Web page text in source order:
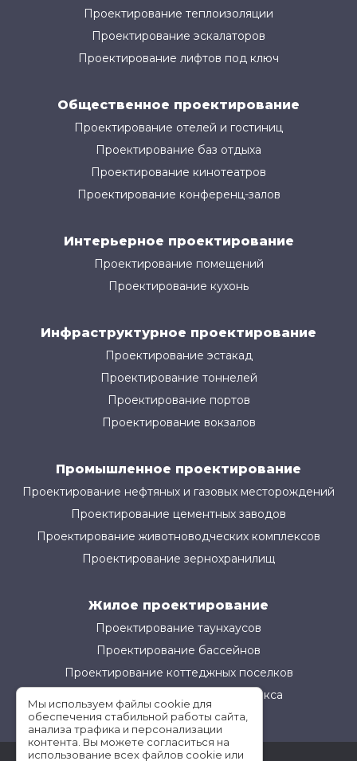
Проектирование теплоизоляции
Проектирование эскалаторов
Проектирование лифтов под ключ
Общественное проектирование
Проектирование отелей и гостиниц
Проектирование баз отдыха
Проектирование кинотеатров
Проектирование конференц-залов
Интерьерное проектирование
Проектирование помещений
Проектирование кухонь
Инфраструктурное проектирование
Проектирование эстакад
Проектирование тоннелей
Проектирование портов
Проектирование вокзалов
Промышленное проектирование
Проектирование нефтяных и газовых месторождений
Проектирование цементных заводов
Проектирование животноводческих комплексов
Проектирование зернохранилищ
Жилое проектирование
Проектирование таунхаусов
Проектирование бассейнов
Проектирование коттеджных поселков
Проектирование жилого комплекса
Мы используем файлы cookie для
обеспечения стабильной работы сайта,
анализа трафика и персонализации
контента. Вы можете согласиться на
использование всех файлов cookie или